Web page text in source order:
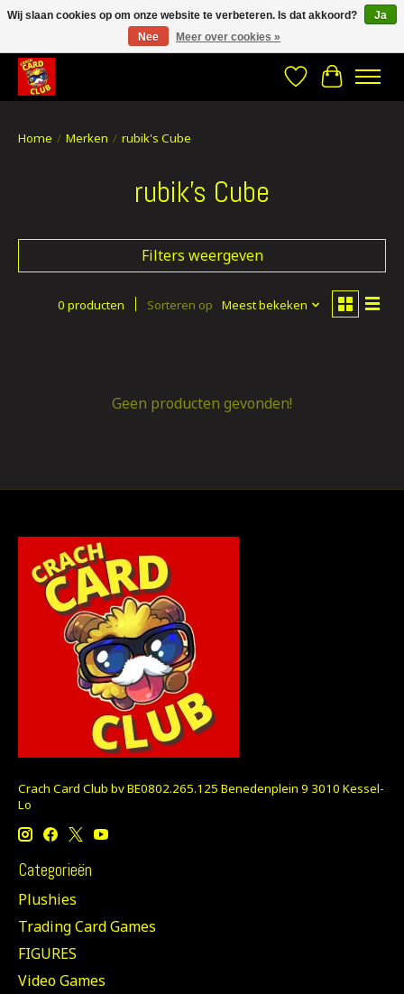
CRACH CARD CLUB , The best place to Geek out!
Verlanglijst
Home / Merken / rubik's Cube
rubik's Cube
Filters weergeven
0 producten Sorteren op Meest bekeken
Geen producten gevonden!
Crach Card Club bv BE0802.265.125 Benedenplein 9 3010 Kessel-
Lo
Categorieën
Plushies
Trading Card Games
FIGURES
Video Games
Wij slaan cookies op om onze website te verbeteren. Is dat akkoord?
Ja
Nee
Meer over cookies »